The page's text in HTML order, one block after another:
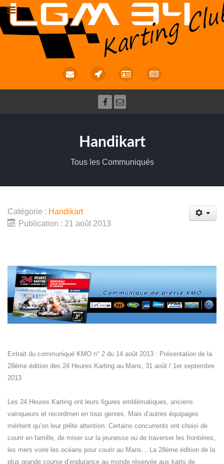
Handikart
Tous les Communiqués
Catégorie : Handikart
Publication : 21 août 2013
Extrait du communiqué KMO n° 2 du 14 août 2013 : Présentation de la
28ème édition des 24 Heures Karting au Mans, 31 août / 1er septembre
2013
Les 24 Heures Karting ont leurs figures emblématiques, anciens
vainqueurs et recordmen en tous genres. Mais d’autres équipages
méritent qu’on leur prête attention. Certains concurrents ont choisi de
courir en famille, de miser sur la jeunesse ou de traverser les frontières,
les mers voire les océans pour courir au Mans... La 28ème édition de la
plus grande course d’endurance au monde réservée aux karts de